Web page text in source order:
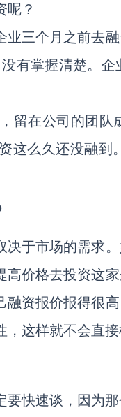
呢？
三个月之前去
有掌握清楚。
留在公司的团
这么久还没融
决于市场的需求
价格去投资这
资报价报得很
这样就不会直
快速谈，因为